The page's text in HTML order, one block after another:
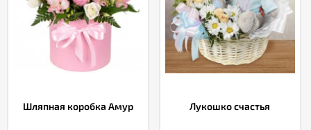
Шляпная коробка Амур Лукошко счастья